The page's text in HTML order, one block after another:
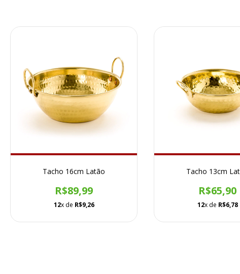
Tacho 16cm Latão
R$89,99
12x de R$9,26
Tacho 13cm
R$65,90
12x de R$6,78